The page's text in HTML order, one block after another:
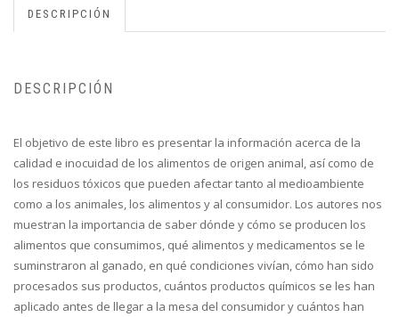
DESCRIPCIÓN
DESCRIPCIÓN
El objetivo de este libro es presentar la información acerca de la
calidad e inocuidad de los alimentos de origen animal, así como de
los residuos tóxicos que pueden afectar tanto al medioambiente
como a los animales, los alimentos y al consumidor. Los autores nos
muestran la importancia de saber dónde y cómo se producen los
alimentos que consumimos, qué alimentos y medicamentos se le
suminstraron al ganado, en qué condiciones vivían, cómo han sido
procesados sus productos, cuántos productos químicos se les han
aplicado antes de llegar a la mesa del consumidor y cuántos han